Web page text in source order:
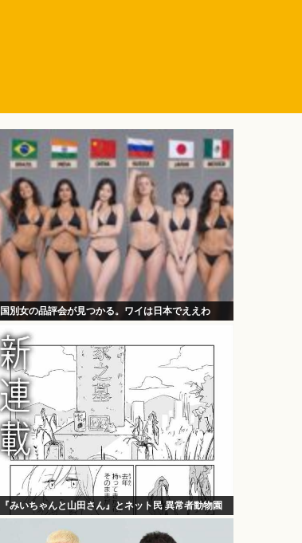
国別女の品評会が見つかる。ワイは日本でええわ
『みいちゃんと山田さん』とネット民 異常者動物園